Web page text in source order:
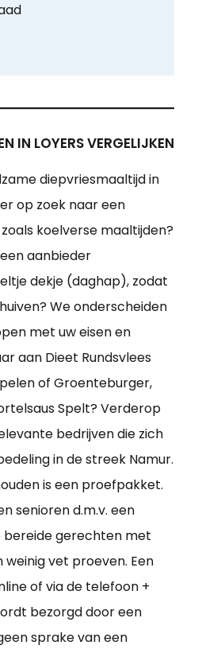
IN LOYERS VERGELIJKEN
diepvriesmaaltijd in
op zoek naar een
koelverse maaltijden?
aanbieder
dekje (daghap), zodat
We onderscheiden
met uw eisen en
aan Dieet Rundsvlees
of Groenteburger,
Spelt? Verderop
bedrijven die zich
in de streek Namur.
is een proefpakket.
senioren d.m.v. een
gerechten met
vet proeven. Een
of via de telefoon +
bezorgd door een
sprake van een